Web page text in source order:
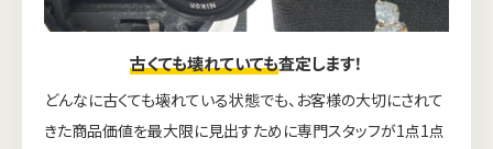
古くても壊れていても査定します！
どんなに古くても壊れている状態でも、お客様の大切にされて
きた商品価値を最大限に見出すために専門スタッフが1点1点